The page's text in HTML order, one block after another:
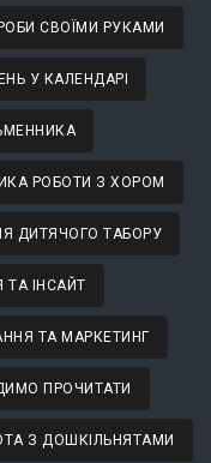
СВОЇМИ РУКАМИ
У КАЛЕНДАРІ
РОБОТИ З ХОРОМ
ДИТЯЧОГО ТАБОРУ
ТА ІНСАЙТ
ТА МАРКЕТИНГ
ПРОЧИТАТИ
З ДОШКІЛЬНЯТАМИ